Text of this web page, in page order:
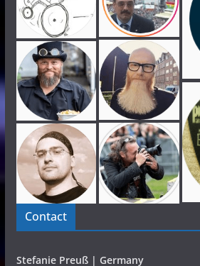
Contact
Stefanie Preuß | Germany